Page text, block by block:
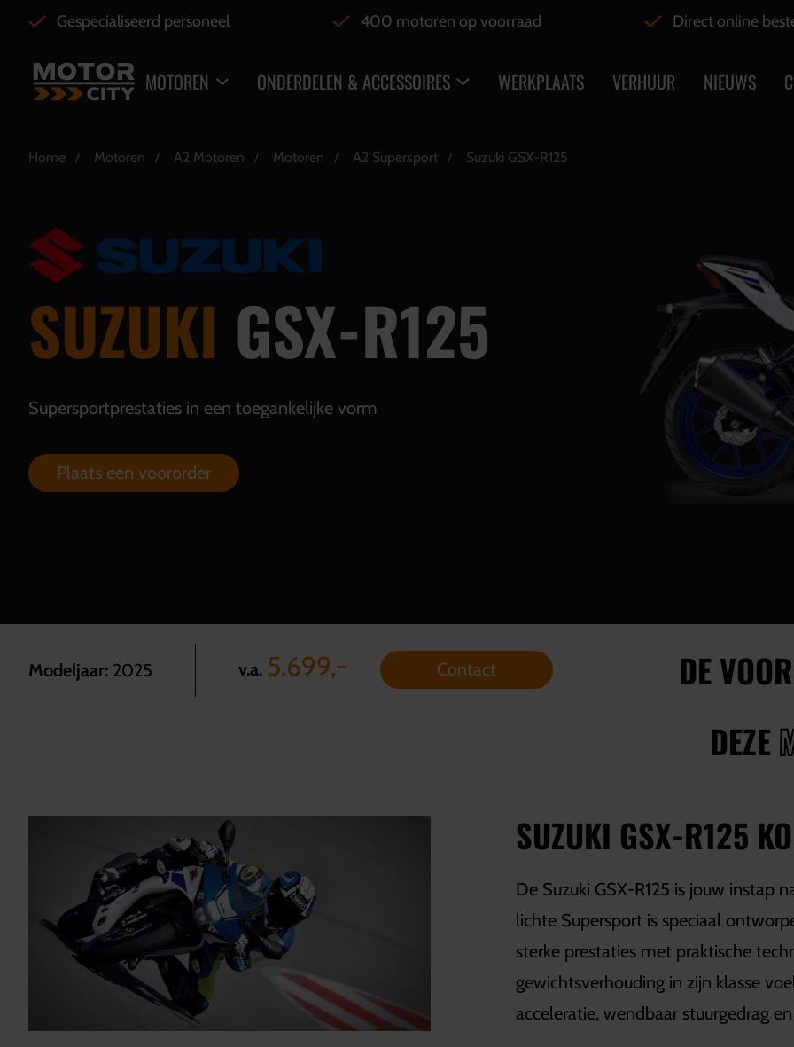
Gespecialiseerd personeel 400 motoren op voorraad Direct online
MOTOREN ONDERDELEN & ACCESSOIRES WERKPLAATS VERHUUR NIEUWS
Home Motoren A2 Motoren Motoren A2 Supersport Suzuki GSX-R125
SUZUKI GSX-R125
Supersportprestaties in een toegankelijke vorm
Plaats een voororder
Modeljaar: 2025 v.a. 5.699,- Contact DE
DEZE
SUZUKI GSX-R125
De Suzuki GSX-R125 is jouw instap
lichte Supersport is speciaal
sterke prestaties met praktische
gewichtsverhouding in zijn klasse
acceleratie, wendbaar stuurgedrag